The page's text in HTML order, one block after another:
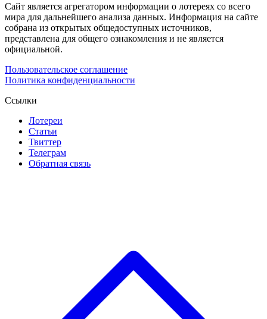
Сайт является агрегатором информации о лотереях со всего
мира для дальнейшего анализа данных. Информация на сайте
собрана из открытых общедоступных источников,
представлена для общего ознакомления и не является
официальной.
Пользовательское соглашение
Политика конфиденциальности
Ссылки
Лотереи
Статьи
Твиттер
Телеграм
Обратная связь